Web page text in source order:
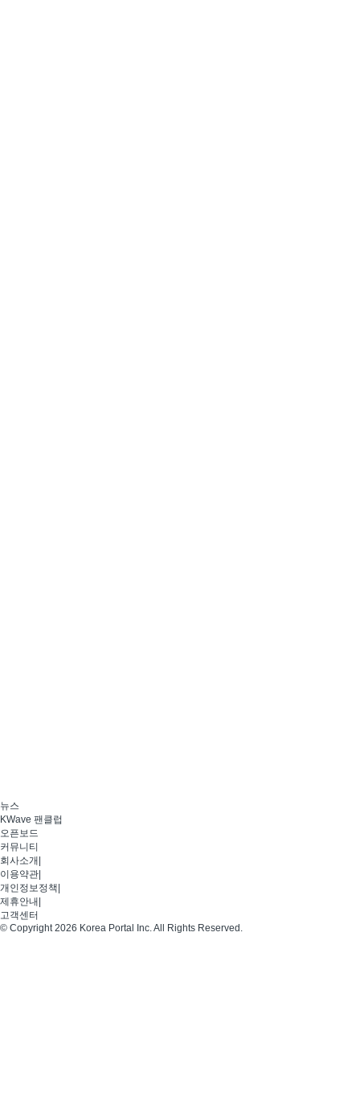
뉴스
KWave 팬클럽
오픈보드
커뮤니티
회사소개
이용약관
개인정보정책
제휴안내
고객센터
© Copyright 2026 Korea Portal Inc. All Rights Reserved.